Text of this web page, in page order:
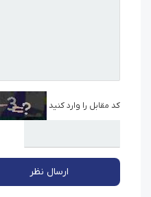
کد مقابل را وارد کنید
ارسال نظر